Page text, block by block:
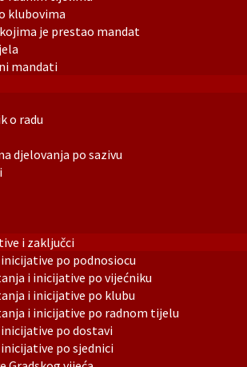
klubovima
je prestao mandat
mandati
o radu
djelovanja po sazivu
i zaključci
po podnosiocu
i inicijative po vijećniku
i inicijative po klubu
i inicijative po radnom tijelu
po dostavi
po sjednici